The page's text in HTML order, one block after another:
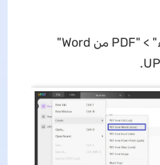
انقر على "ملف" > "إنشاء" > "PDF من Word"